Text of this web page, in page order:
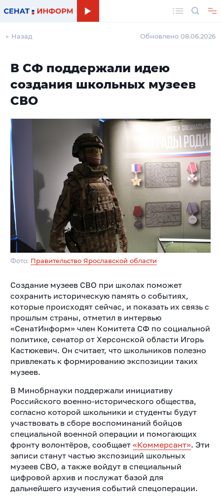
← Назад Обновлено 08.06.2026
В СФ поддержали идею
создания школьных музеев
СВО
Фото: Правительство Ярославской области
Создание музеев СВО при школах поможет
сохранить историческую память о событиях,
которые происходят сейчас, и показать их связь с
прошлым страны, отметил в интервью
«СенатИнформ» член Комитета СФ по социальной
политике, сенатор от Херсонской области Игорь
Кастюкевич. Он считает, что школьников полезно
привлекать к формированию экспозиции таких
музеев.
В Минобрнауки поддержали инициативу
Российского военно-исторического общества,
согласно которой школьники и студенты будут
участвовать в сборе воспоминаний бойцов
специальной военной операции и помогающих
фронту волонтёров, сообщает «Коммерсант». Эти
записи станут частью экспозиций школьных
музеев СВО, а также войдут в специальный
цифровой архив и послужат базой для
дальнейшего изучения событий спецоперации.